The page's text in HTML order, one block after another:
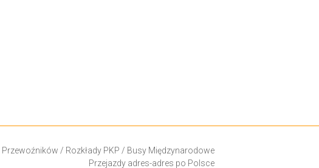
Przewoźników / Rozkłady PKP / Busy Międzynarodowe
Przejazdy adres-adres po Polsce